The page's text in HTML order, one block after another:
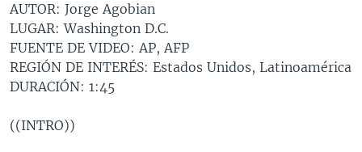
PERÚ
ECUADOR
VENEZUELA
BRASIL
GUATEMALA
HONDURAS
NICARAGUA
LIBERTAD DE PRENSA
MUNDO
ECONOMÍA
ENTRETENIMIENTO Y CULTURA
TECNOLOGÍA
LIBERTAD DE PRENSA
UCRANIA
MULTIMEDIA
VIDEOS
FOTOGRAFÍA
PROGRAMAS TV
EL MUNDO AL DÍA
RADIO
AUTOR: Jorge Agobian
LUGAR: Washington D.C.
FUENTE DE VIDEO: AP, AFP
REGIÓN DE INTERÉS: Estados Unidos, Latinoamérica
DURACIÓN: 1:45
((INTRO))